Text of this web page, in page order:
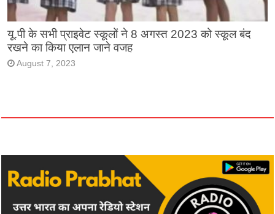
यू.पी के सभी प्राइवेट स्कूलों ने 8 अगस्त 2023 को स्कूल बंद
रखने का किया एलान जाने वजह
August 7, 2023